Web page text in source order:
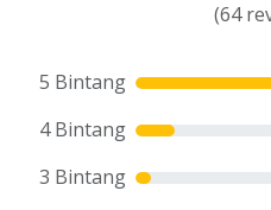
(64
5 Bintang
4 Bintang
3 Bintang